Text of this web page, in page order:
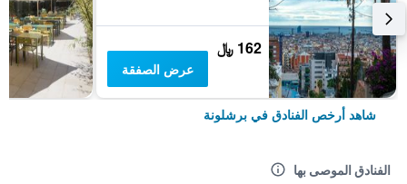
162 ﷼
عرض الصفقة
شاهد أرخص الفنادق في برشلونة
الفنادق الموصى بها